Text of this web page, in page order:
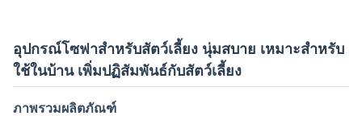
อุปกรณ์โซฟาสำหรับสัตว์เลี้ยง นุ่มสบาย เหมาะสำหรับ
ใช้ในบ้าน เพิ่มปฏิสัมพันธ์กับสัตว์เลี้ยง
ภาพรวมผลิตภัณฑ์